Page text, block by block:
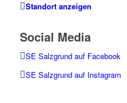
Standort anzeigen
Social Media
SE Salzgrund auf Facebook
SE Salzgrund auf Instagram